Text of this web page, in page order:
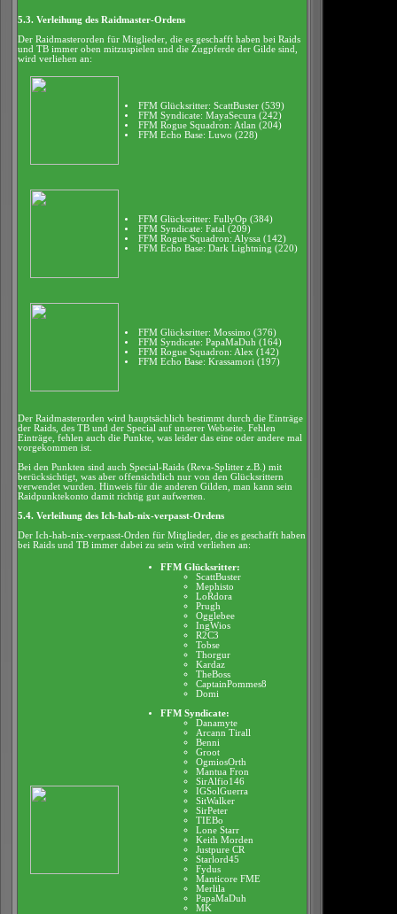
5.3. Verleihung des Raidmaster-Ordens
Der Raidmasterorden für Mitglieder, die es geschafft haben bei Raids
und TB immer oben mitzuspielen und die Zugpferde der Gilde sind,
wird verliehen an:
FFM Glücksritter: ScattBuster (539)
FFM Syndicate: MayaSecura (242)
FFM Rogue Squadron: Atlan (204)
FFM Echo Base: Luwo (228)
FFM Glücksritter: FullyOp (384)
FFM Syndicate: Fatal (209)
FFM Rogue Squadron: Alyssa (142)
FFM Echo Base: Dark Lightning (220)
FFM Glücksritter: Mossimo (376)
FFM Syndicate: PapaMaDuh (164)
FFM Rogue Squadron: Alex (142)
FFM Echo Base: Krassamori (197)
Der Raidmasterorden wird hauptsächlich bestimmt durch die Einträge
der Raids, des TB und der Special auf unserer Webseite. Fehlen
Einträge, fehlen auch die Punkte, was leider das eine oder andere mal
vorgekommen ist.
Bei den Punkten sind auch Special-Raids (Reva-Splitter z.B.) mit
berücksichtigt, was aber offensichtlich nur von den Glücksrittern
verwendet wurden. Hinweis für die anderen Gilden, man kann sein
Raidpunktekonto damit richtig gut aufwerten.
5.4. Verleihung des Ich-hab-nix-verpasst-Ordens
Der Ich-hab-nix-verpasst-Orden für Mitglieder, die es geschafft haben
bei Raids und TB immer dabei zu sein wird verliehen an:
FFM Glücksritter:
ScattBuster
Mephisto
LoRdora
Prugh
Ogglebee
IngWios
R2C3
Tobse
Thorgur
Kardaz
TheBoss
CaptainPommes8
Domi
FFM Syndicate:
Danamyte
Arcann Tirall
Benni
Groot
OgmiosOrth
Mantua Fron
SirAlfio146
IGSolGuerra
SitWalker
SirPeter
TIEBo
Lone Starr
Keith Morden
Justpure CR
Starlord45
Fydus
Manticore FME
Merlila
PapaMaDuh
MK